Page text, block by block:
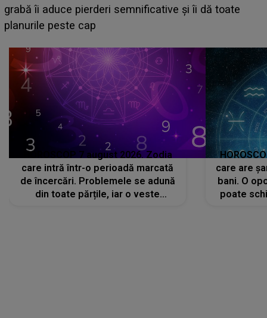
face o MĂRTURISIRE NEAȘTEPTATĂ despre
sa: "I-am spus și ei în față, eu nu te iubesc
HOROSCOP 7 august 2026. Zodia
care intră într-o perioadă marcată
de încercări. Problemele se adună
din toate părțile, iar o veste
care are
bani. O
poate